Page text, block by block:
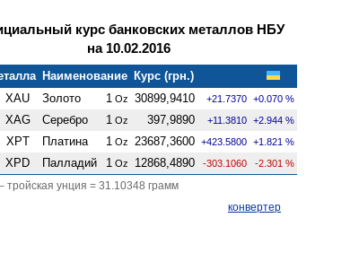
курс банковских металлов НБУ
на 10.02.2016
Наименование Курс (грн.)
XAU Золото 1 Oz 30899,9410 +21.7370 +0.070 %
XAG Серебро 1 Oz 397,9890 +11.3810 +2.944 %
XPT Платина 1 Oz 23687,3600 +423.5800 +1.821 %
XPD Палладий 1 Oz 12868,4890 -303.1060 -2.301 %
тройская унция = 31.10348 грамм
конвертер